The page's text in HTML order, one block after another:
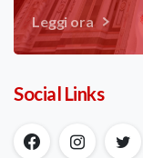
Leggi ora
Social Links